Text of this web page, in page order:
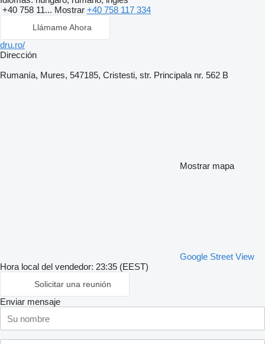
+40 758 11... Mostrar +40 758 117 334
Llámame Ahora
dru.ro/
Dirección
Rumanía, Mures, 547185, Cristesti, str. Principala nr. 562 B
Mostrar mapa
Google Street View
Hora local del vendedor: 23:35 (EEST)
Solicitar una reunión
Enviar mensaje